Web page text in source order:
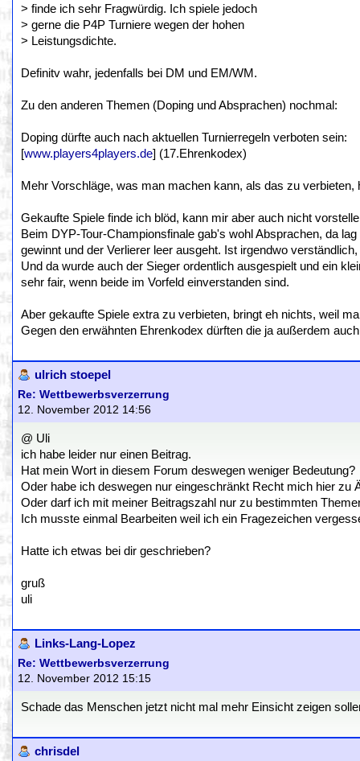
> finde ich sehr Fragwürdig. Ich spiele jedoch
> gerne die P4P Turniere wegen der hohen
> Leistungsdichte.
Definitv wahr, jedenfalls bei DM und EM/WM.
Zu den anderen Themen (Doping und Absprachen) nochmal:
Doping dürfte auch nach aktuellen Turnierregeln verboten sein:
[www.players4players.de] (17.Ehrenkodex)
Mehr Vorschläge, was man machen kann, als das zu verbieten,
Gekaufte Spiele finde ich blöd, kann mir aber auch nicht
Beim DYP-Tour-Championsfinale gab's wohl Absprachen, da
gewinnt und der Verlierer leer ausgeht. Ist irgendwo
Und da wurde auch der Sieger ordentlich ausgespielt und ein
sehr fair, wenn beide im Vorfeld einverstanden sind.
Aber gekaufte Spiele extra zu verbieten, bringt eh nichts, weil
Gegen den erwähnten Ehrenkodex dürften die ja außerdem
ulrich stoepel
Re: Wettbewerbsverzerrung
12. November 2012 14:56
@ Uli
ich habe leider nur einen Beitrag.
Hat mein Wort in diesem Forum deswegen weniger Bedeutung?
Oder habe ich deswegen nur eingeschränkt Recht mich hier zu
Oder darf ich mit meiner Beitragszahl nur zu bestimmten
Ich musste einmal Bearbeiten weil ich ein Fragezeichen
Hatte ich etwas bei dir geschrieben?
gruß
uli
Links-Lang-Lopez
Re: Wettbewerbsverzerrung
12. November 2012 15:15
Schade das Menschen jetzt nicht mal mehr Einsicht zeigen
chrisdel